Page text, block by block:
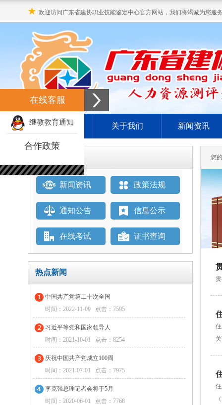
★ 欢迎访问广东省建协职业技能鉴定中心官方网站，我们将竭诚为您
网站首页 关于我们 新闻资讯
新闻资讯 政策法规
通知公告 信息公示
在线考试 证书查询
热点新闻
中国共产党第二十次全国
时间：2022-11-09 点击：7595
习近平等党和国家领导人
时间：2021-10-01 点击：8254
庆祝中国共产党成立100周
时间：2021-07-01 点击：7975
李克强总理记者会将于5月
时间：2020-06-01 点击：7768
您
在线客服
继教教育通知
合作政策